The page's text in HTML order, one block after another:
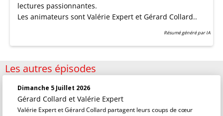
lectures passionnantes.
Les animateurs sont Valérie Expert et Gérard Collard..
Résumé généré par IA
Les autres épisodes
Dimanche 5 Juillet 2026
Gérard Collard et Valérie Expert
Valérie Expert et Gérard Collard partagent leurs coups de cœur